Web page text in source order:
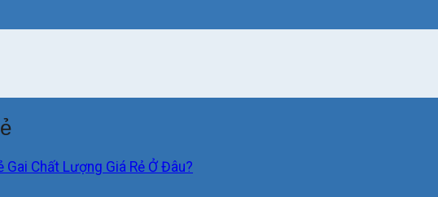
Gai Chất Lượng Giá Rẻ Ở Đâu?